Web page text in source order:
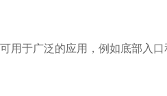
用于广泛的应用，例如底部入口